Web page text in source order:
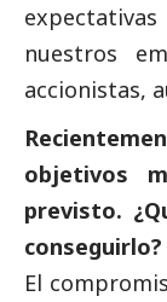
nuestros
accionistas,
objetivos
previsto.
conseguirlo?
El